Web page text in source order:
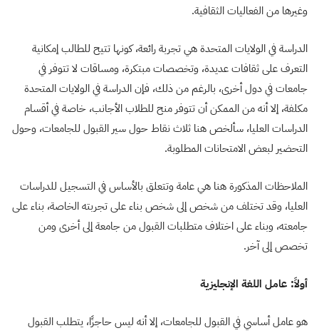
وغيرها من الفعاليات الثقافية.
الدراسة في الولايات المتحدة هي تجربة رائعة، كونها تتيح للطالب إمكانية
التعرف على ثقافات عديدة، وتخصصات مبتكرة، ومساقات لا تتوفر في
جامعات في دول أخرى، بالرغم من ذلك، فإن الدراسة في الولايات المتحدة
مكلفة، إلا أنه من الممكن أن تتوفر منح للطلاب الأجانب، خاصة في أقسام
الدراسات العليا، سألخص هنا ثلاث نقاط حول سير القبول للجامعات، وحول
التحضير لبعض الامتحانات المطلوبة.
الملاحظات المذكورة هنا هي عامة وتتعلق بالأساس في التسجيل للدراسات
العليا، وقد تختلف من شخص إلى شخص بناء على تجربته الخاصة، بناء على
جامعته، وبناء على اختلاف متطلبات القبول من جامعة إلى أخرى ومن
تخصص إلى آخر.
أولاً: عامل اللغة الإنجليزية
هو عامل أساسي في القبول للجامعات، إلا أنه ليس حاجزًا، يتطلب القبول